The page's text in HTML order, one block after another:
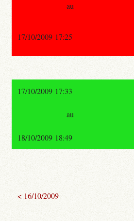
au
17/10/2009 17:25
17/10/2009 17:33
au
18/10/2009 18:49
< 16/10/2009